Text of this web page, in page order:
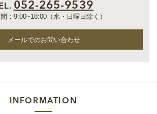
052-265-9539
：9:00~18:00（水・日曜日除く）
メールでのお問い合わせ
INFORMATION